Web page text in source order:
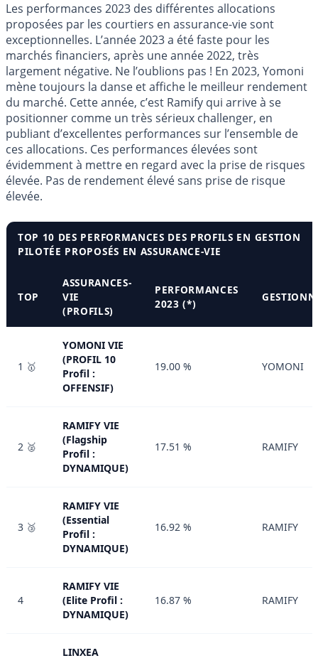
Les performances 2023 des différentes allocations
proposées par les courtiers en assurance-vie sont
exceptionnelles. L’année 2023 a été faste pour les
marchés financiers, après une année 2022, très
largement négative. Ne l’oublions pas ! En 2023, Yomoni
mène toujours la danse et affiche le meilleur rendement
du marché. Cette année, c’est Ramify qui arrive à se
positionner comme un très sérieux challenger, en
publiant d’excellentes performances sur l’ensemble de
ces allocations. Ces performances élevées sont
évidemment à mettre en regard avec la prise de risques
élevée. Pas de rendement élevé sans prise de risque
élevée.
TOP 10 DES PERFORMANCES DES PROFILS EN GESTION
PILOTÉE PROPOSÉS EN ASSURANCE-VIE
TOP
ASSURANCES-
VIE
(PROFILS)
PERFORMANCES
2023 (*)
1 🥇
YOMONI VIE
(PROFIL 10
Profil :
OFFENSIF)
19.00 % YOMONI
2 🥈
RAMIFY VIE
(Flagship
Profil :
DYNAMIQUE)
17.51 % RAMIFY
3 🥉
RAMIFY VIE
(Essential
Profil :
DYNAMIQUE)
16.92 % RAMIFY
4
RAMIFY VIE
(Elite Profil :
DYNAMIQUE)
16.87 % RAMIFY
LINXEA